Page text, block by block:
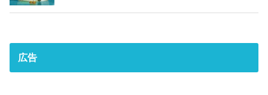
広告